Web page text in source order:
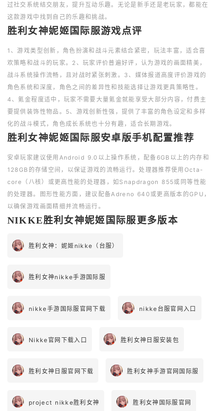
过社交系统结交朋友，提升互动乐趣。无论是新手还是老玩家，都能在
这款游戏中找到自己的乐趣和挑战。
胜利女神妮姬国际服游戏点评
1、游戏类型创新，角色扮演和战斗元素结合紧密，玩法丰富，适合喜
欢策略和战斗的玩家。2、玩家评价普遍好评，认为游戏的画面精美，
战斗系统操作流畅，且对战时紧张刺激。3、媒体报道高度评价游戏的
角色系统和深度，角色之间的差异性和技能选择让游戏更具策略性。
4、氪金程度适中，玩家不需要大量氪金就能享受大部分内容，付费主
要提供装饰性物品。5、游戏创新性强，提供了丰富的角色设定和多样
化的战斗模式，角色成长系统也十分有趣，适合长期游戏。
胜利女神妮姬国际服安卓版手机配置推荐
安卓玩家建议使用Android 9.0以上操作系统，配备6GB以上的内存和
128GB的存储空间，以保证游戏的流畅运行。处理器推荐使用Octa-
core（八核）或更高性能的处理器，如Snapdragon 855或同等性能
的处理器。图形性能方面，建议配备Adreno 640或更高版本的GPU，
以确保游戏画面精细并流畅运行。
NIKKE胜利女神妮姬国际服更多版本
胜利女神：妮姬nikke（台服）
胜利女神nikke手游国际服
nikke手游国际服官网下载 nikke台服官网入口
Nikke官网下载入口 胜利女神日服安装包
胜利女神日服官网下载 胜利女神手游官网国际服
project nikke胜利女神 胜利女神国际服官网